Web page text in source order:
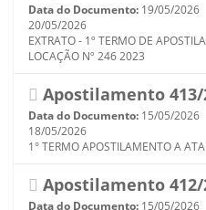
Data do Documento: 19/05/2026
20/05/2026
EXTRATO - 1º TERMO DE
LOCAÇÃO Nº 246 2023
Apostilamento 413/
Data do Documento: 15/05/2026
18/05/2026
1° TERMO APOSTILAMENTO A
Apostilamento 412/
Data do Documento: 15/05/2026